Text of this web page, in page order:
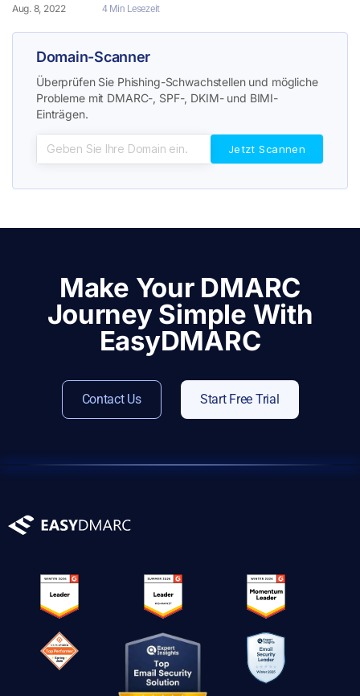
Aug. 8, 2022 4 Min Lesezeit
Domain-Scanner
Überprüfen Sie Phishing-Schwachstellen und mögliche
Probleme mit DMARC-, SPF-, DKIM- und BIMI-
Einträgen.
Make Your DMARC
Journey Simple With
EasyDMARC
Contact Us Start Free Trial